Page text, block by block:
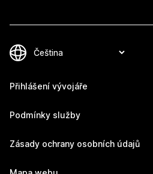
Přihlášení vývojáře
Podmínky služby
Zásady ochrany osobních údajů